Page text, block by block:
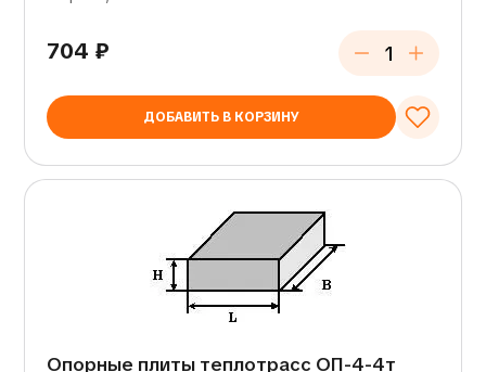
704 ₽
ДОБАВИТЬ В КОРЗИНУ
Опорные плиты теплотрасс ОП-4-4т